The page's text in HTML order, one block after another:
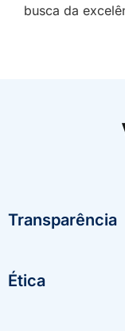
busca da
Transparência
Ética